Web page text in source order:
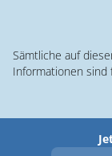
Sämtliche auf
Informationen sind